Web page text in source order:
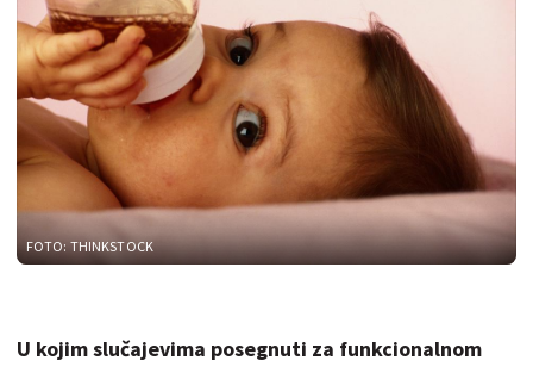
FOTO: THINKSTOCK
U kojim slučajevima posegnuti za funkcionalnom